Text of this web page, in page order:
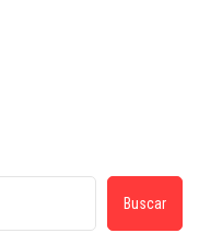
Buscar